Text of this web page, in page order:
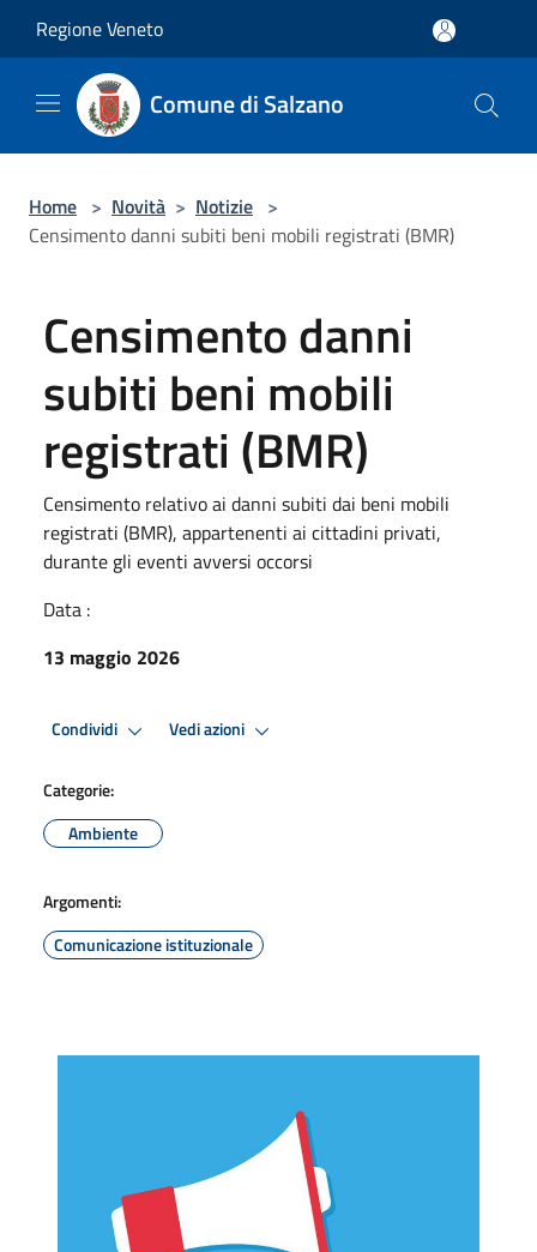
Regione Veneto
Comune di Salzano
Home > Novità > Notizie >
Censimento danni subiti beni mobili registrati (BMR)
Censimento danni
subiti beni mobili
registrati (BMR)
Censimento relativo ai danni subiti dai beni mobili
registrati (BMR), appartenenti ai cittadini privati,
durante gli eventi avversi occorsi
Data :
13 maggio 2026
Condividi Vedi azioni
Categorie:
Ambiente
Argomenti:
Comunicazione istituzionale